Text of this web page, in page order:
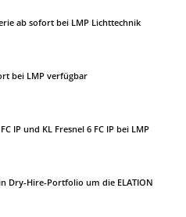
ab sofort bei LMP Lichttechnik
bei LMP verfügbar
IP und KL Fresnel 6 FC IP bei LMP
Dry-Hire-Portfolio um die ELATION